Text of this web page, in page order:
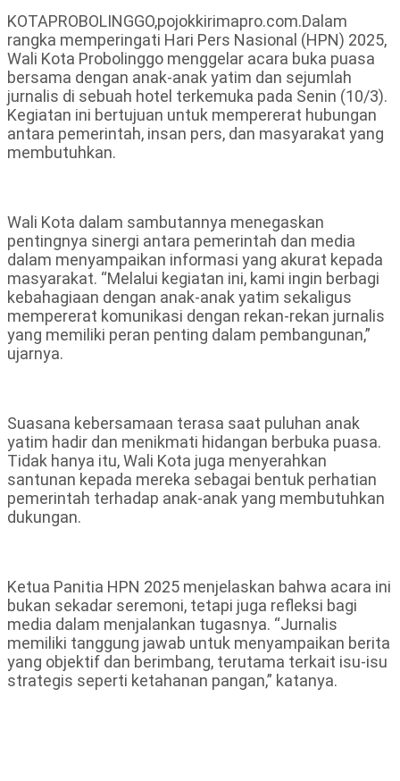
KOTAPROBOLINGGO,pojokkirimapro.com.Dalam
rangka memperingati Hari Pers Nasional (HPN) 2025,
Wali Kota Probolinggo menggelar acara buka puasa
bersama dengan anak-anak yatim dan sejumlah
jurnalis di sebuah hotel terkemuka pada Senin (10/3).
Kegiatan ini bertujuan untuk mempererat hubungan
antara pemerintah, insan pers, dan masyarakat yang
membutuhkan.
Wali Kota dalam sambutannya menegaskan
pentingnya sinergi antara pemerintah dan media
dalam menyampaikan informasi yang akurat kepada
masyarakat. “Melalui kegiatan ini, kami ingin berbagi
kebahagiaan dengan anak-anak yatim sekaligus
mempererat komunikasi dengan rekan-rekan jurnalis
yang memiliki peran penting dalam pembangunan,”
ujarnya.
Suasana kebersamaan terasa saat puluhan anak
yatim hadir dan menikmati hidangan berbuka puasa.
Tidak hanya itu, Wali Kota juga menyerahkan
santunan kepada mereka sebagai bentuk perhatian
pemerintah terhadap anak-anak yang membutuhkan
dukungan.
Ketua Panitia HPN 2025 menjelaskan bahwa acara ini
bukan sekadar seremoni, tetapi juga refleksi bagi
media dalam menjalankan tugasnya. “Jurnalis
memiliki tanggung jawab untuk menyampaikan berita
yang objektif dan berimbang, terutama terkait isu-isu
strategis seperti ketahanan pangan,” katanya.